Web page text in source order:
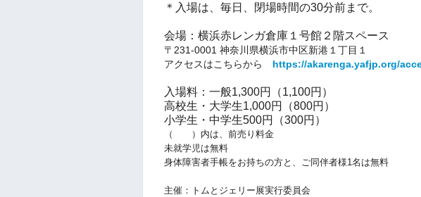
＊入場は、毎日、閉場時間の30分前まで。
会場：横浜赤レンガ倉庫１号館２階スペース
〒231-0001 神奈川県横浜市中区新港１丁目１
アクセスはこちらから https://akarenga.yafjp.org/
入場料：一般1,300円（1,100円）
高校生・大学生1,000円（800円）
小学生・中学生500円（300円）
（ ）内は、前売り料金
未就学児は無料
身体障害者手帳をお持ちの方と、ご同伴者様1名は無料
主催：トムとジェリー展実行委員会